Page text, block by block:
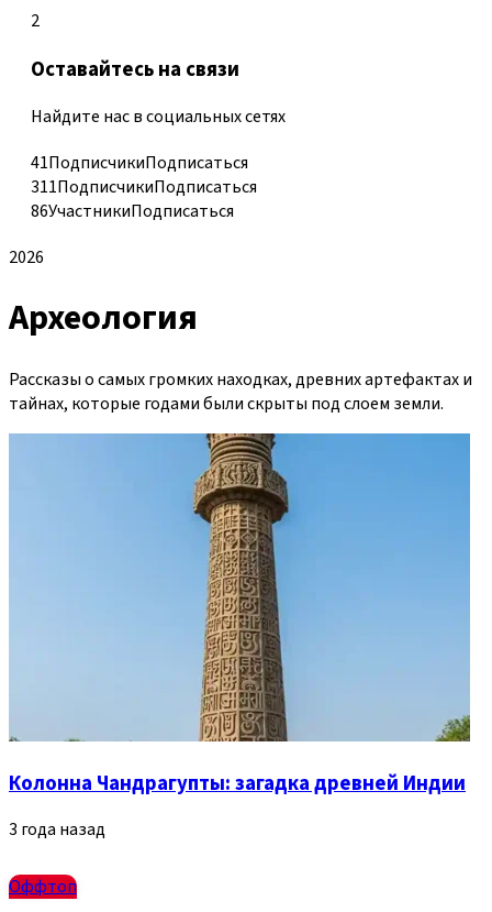
2
Оставайтесь на связи
Найдите нас в социальных сетях
41ПодписчикиПодписаться
311ПодписчикиПодписаться
86УчастникиПодписаться
2026
Археология
Рассказы о самых громких находках, древних артефактах и
тайнах, которые годами были скрыты под слоем земли.
Колонна Чандрагупты: загадка древней Индии
3 года назад
Оффтоп